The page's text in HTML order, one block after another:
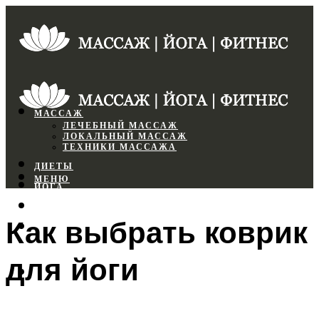
МАССАЖ
ЛЕЧЕБНЫЙ МАССАЖ
ЛОКАЛЬНЫЙ МАССАЖ
ТЕХНИКИ МАССАЖА
ДИЕТЫ
ЙОГА
ФИТНЕС
МЕНЮ
МЕНЮ
Как выбрать коврик
для йоги